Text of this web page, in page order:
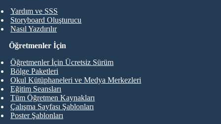
Yardım ve SSS
Storyboard Oluşturucu
Nasıl Yazdırılır
Öğretmenler İçin
Öğretmenler İçin Ücretsiz Sürüm
Bölge Paketleri
Okul Kütüphaneleri ve Medya Merkezleri
Eğitim Seansları
Tüm Öğretmen Kaynakları
Çalışma Sayfası Şablonları
Poster Şablonları